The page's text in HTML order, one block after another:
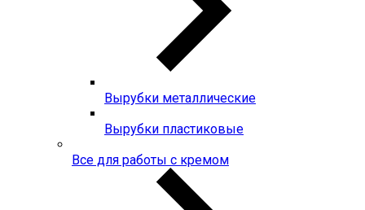
Вырубки металлические
Вырубки пластиковые
Все для работы с кремом